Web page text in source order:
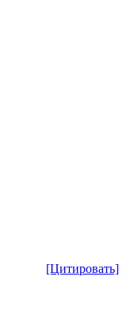
[Цитировать]